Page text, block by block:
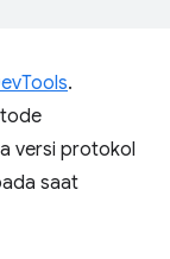
.
versi protokol
saat